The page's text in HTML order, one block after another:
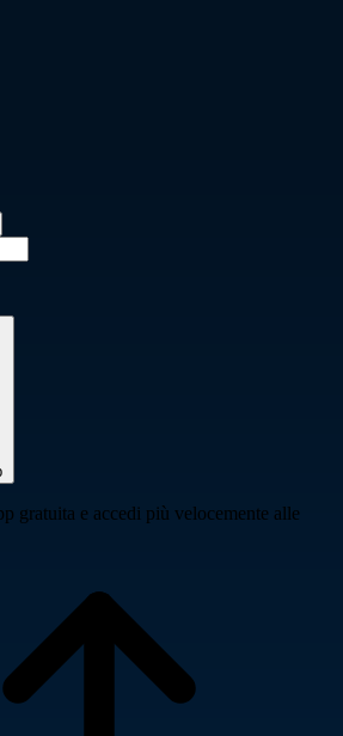
gratuita e accedi più velocemente alle